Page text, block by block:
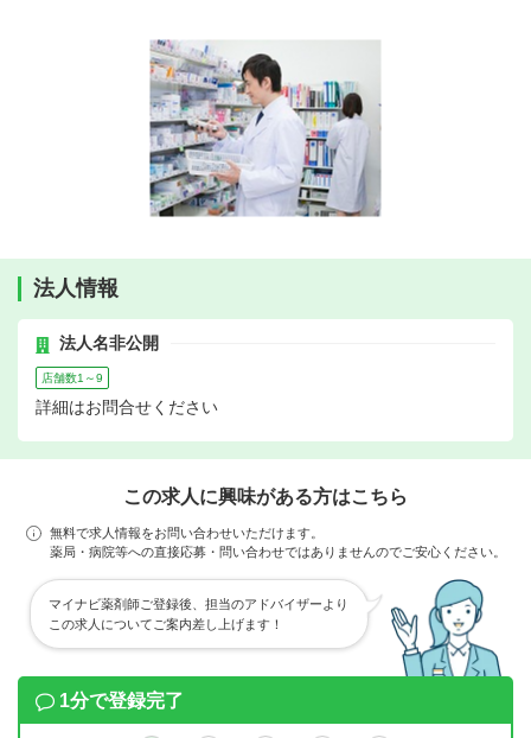
法人情報
法人名非公開
店舗数1～9
詳細はお問合せください
この求人に興味がある方はこちら
無料で求人情報をお問い合わせいただけます。
薬局・病院等への直接応募・問い合わせではありませんのでご安心ください。
マイナビ薬剤師ご登録後、担当のアドバイザーより
この求人についてご案内差し上げます！
1分で登録完了